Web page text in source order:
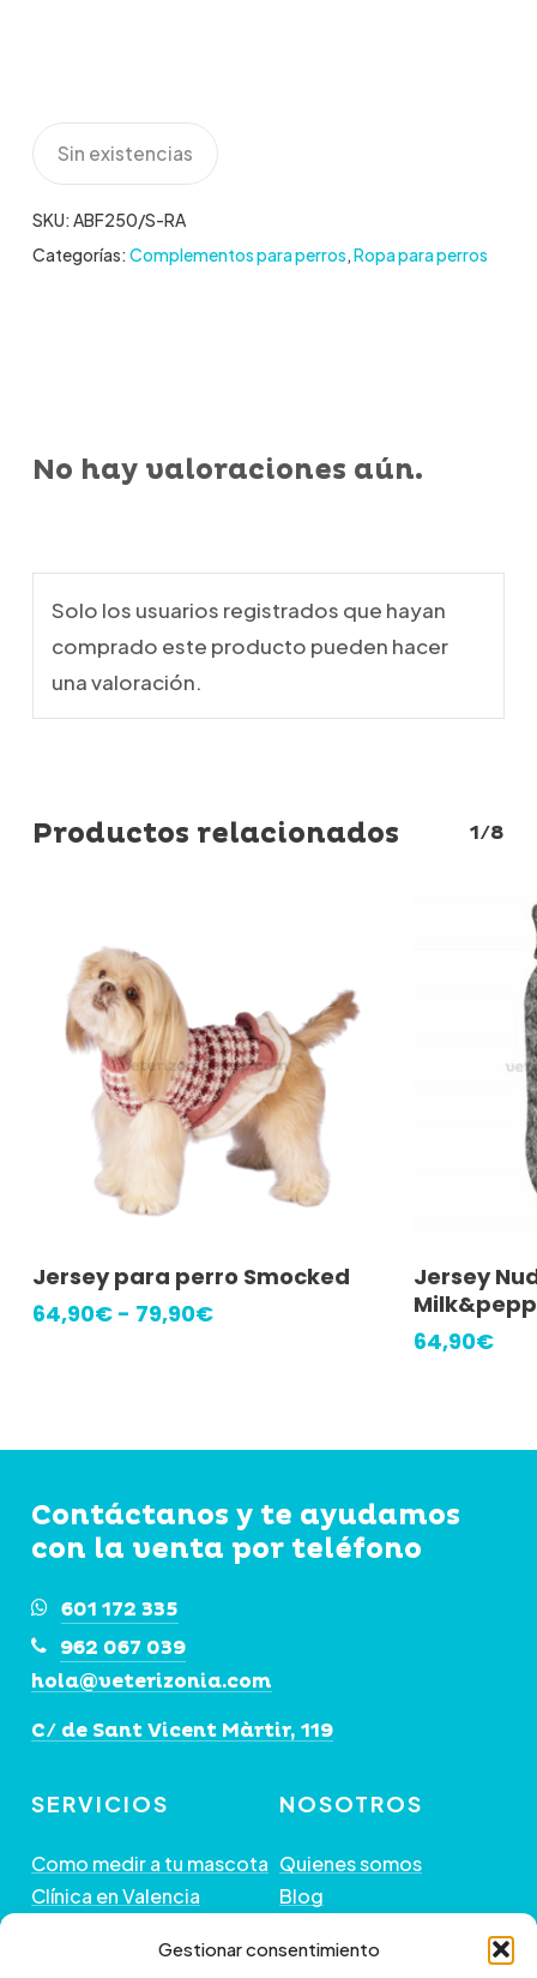
Gestionar consentimiento
Sin existencias
SKU: ABF250/S-RA
Categorías: Complementos para perros,Ropa para perros
No hay valoraciones aún.
Solo los usuarios registrados que hayan
comprado este producto pueden hacer
una valoración.
Productos relacionados 1/8
Seleccionar Opciones
producto
tiene
se
pueden
en
la
página
de
Jersey para perro Smocked
64,90€ - 79,90€Rango
hasta
producto
tiene
se
pueden
Jersey
64,90€
Contáctanos y te ayudamos
con la venta por teléfono
601 172 335
962 067 039
hola@veterizonia.com
C/ de Sant Vicent Màrtir, 119
SERVICIOS
Como medir a tu mascota
Clínica en Valencia
NOSOTROS
Quienes somos
Blog